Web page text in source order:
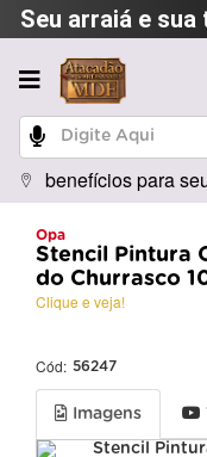
Seu arraiá e
benefícios para
Opa
Stencil Pintura
do Churrasco
Clique e veja!
Cód: 56247
Imagens